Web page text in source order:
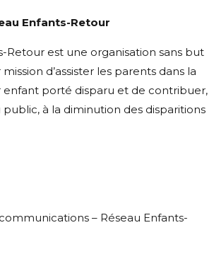
Enfants-Retour
Retour est une organisation sans but
d’assister les parents dans la
porté disparu et de contribuer,
public, à la diminution des disparitions
– Réseau Enfants-